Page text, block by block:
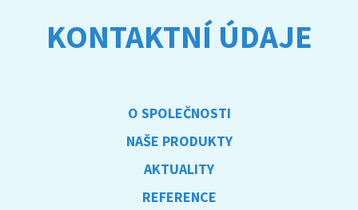
KONTAKTNÍ ÚDAJE
O SPOLEČNOSTI
NAŠE PRODUKTY
AKTUALITY
REFERENCE